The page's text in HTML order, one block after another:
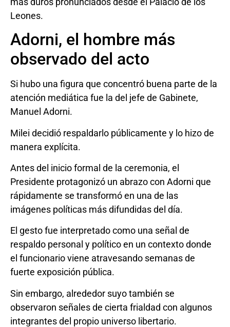
Leones.
Adorni, el hombre más
observado del acto
Si hubo una figura que concentró buena parte de la
atención mediática fue la del jefe de Gabinete,
Manuel Adorni.
Milei decidió respaldarlo públicamente y lo hizo de
manera explícita.
Antes del inicio formal de la ceremonia, el
Presidente protagonizó un abrazo con Adorni que
rápidamente se transformó en una de las
imágenes políticas más difundidas del día.
El gesto fue interpretado como una señal de
respaldo personal y político en un contexto donde
el funcionario viene atravesando semanas de
fuerte exposición pública.
Sin embargo, alrededor suyo también se
observaron señales de cierta frialdad con algunos
integrantes del propio universo libertario.